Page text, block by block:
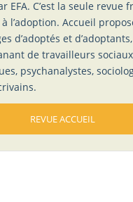
EFA. C’est la seule revue
l’adoption. Accueil
d’adoptés et
de travailleurs
psychanalystes,
REVUE ACCUEIL